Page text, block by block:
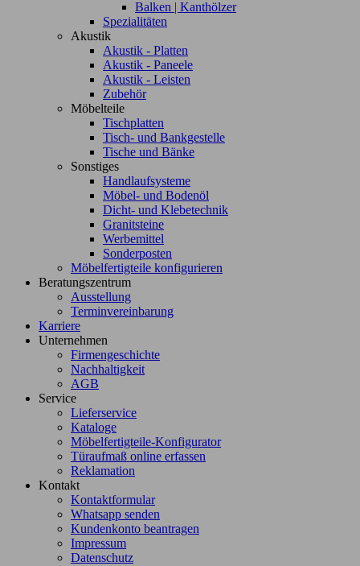
Balken | Kanthölzer
Spezialitäten
Akustik
Akustik - Platten
Akustik - Paneele
Akustik - Leisten
Zubehör
Möbelteile
Tischplatten
Tisch- und Bankgestelle
Tische und Bänke
Sonstiges
Handlaufsysteme
Möbel- und Bodenöl
Dicht- und Klebetechnik
Granitsteine
Werbemittel
Sonderposten
Möbelfertigteile konfigurieren
Beratungszentrum
Ausstellung
Terminvereinbarung
Karriere
Unternehmen
Firmengeschichte
Nachhaltigkeit
AGB
Service
Lieferservice
Kataloge
Möbelfertigteile-Konfigurator
Türaufmaß online erfassen
Reklamation
Kontakt
Kontaktformular
Whatsapp senden
Kundenkonto beantragen
Impressum
Datenschutz